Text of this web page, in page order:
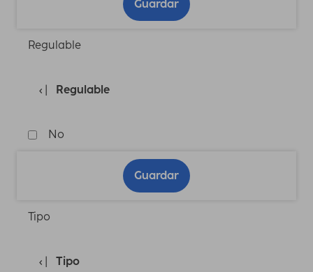
Guardar
Regulable
Regulable
No
Guardar
Tipo
Tipo